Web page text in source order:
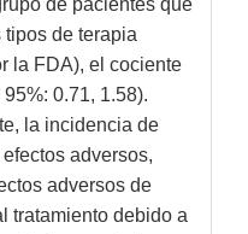
de pacientes que
de terapia
la FDA), el cociente
0.71, 1.58).
la incidencia de
adversos,
adversos de
tratamiento debido a